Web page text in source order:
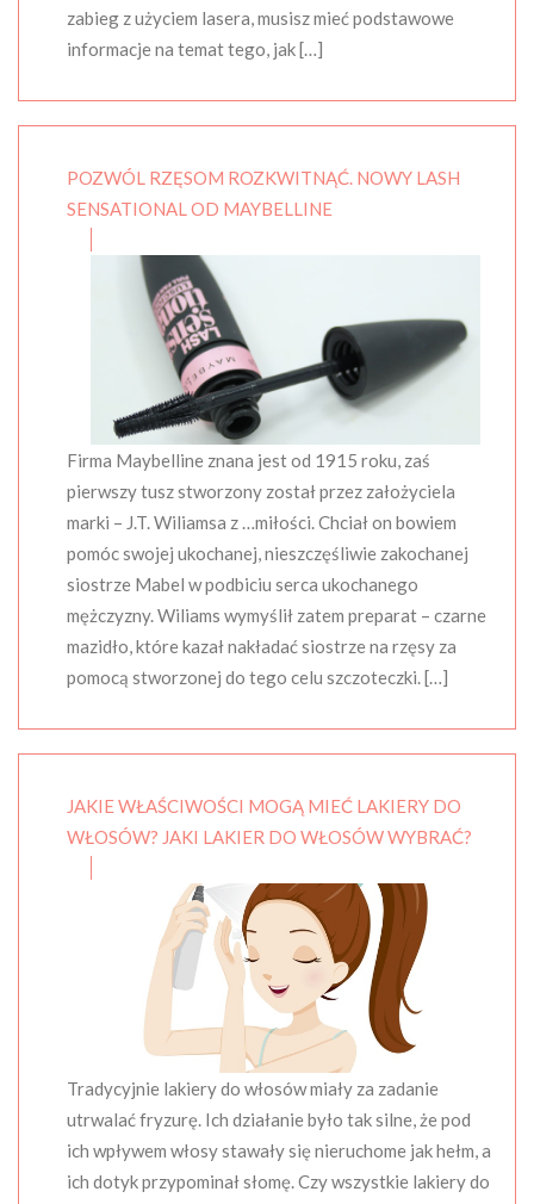
zabieg z użyciem lasera, musisz mieć podstawowe
informacje na temat tego, jak […]
POZWÓL RZĘSOM ROZKWITNĄĆ. NOWY LASH
SENSATIONAL OD MAYBELLINE
Firma Maybelline znana jest od 1915 roku, zaś
pierwszy tusz stworzony został przez założyciela
marki – J.T. Wiliamsa z …miłości. Chciał on bowiem
pomóc swojej ukochanej, nieszczęśliwie zakochanej
siostrze Mabel w podbiciu serca ukochanego
mężczyzny. Wiliams wymyślił zatem preparat – czarne
mazidło, które kazał nakładać siostrze na rzęsy za
pomocą stworzonej do tego celu szczoteczki. […]
JAKIE WŁAŚCIWOŚCI MOGĄ MIEĆ LAKIERY DO
WŁOSÓW? JAKI LAKIER DO WŁOSÓW WYBRAĆ?
Tradycyjnie lakiery do włosów miały za zadanie
utrwalać fryzurę. Ich działanie było tak silne, że pod
ich wpływem włosy stawały się nieruchome jak hełm, a
ich dotyk przypominał słomę. Czy wszystkie lakiery do